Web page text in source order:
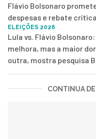
Flávio Bolsonaro
despesas e rebate
ELEIÇÕES 2026
Lula vs. Flávio
melhora, mas a maior
outra, mostra pesquisa
CONTINUA